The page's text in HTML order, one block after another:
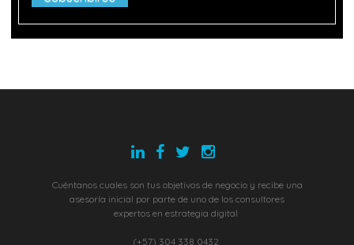
Cuéntanos cuales son tus objetivos de negocio y recibe una
asesoría inicial por parte de uno de los consultores
expertos en estrategia digital
(+57) 304 338 0432